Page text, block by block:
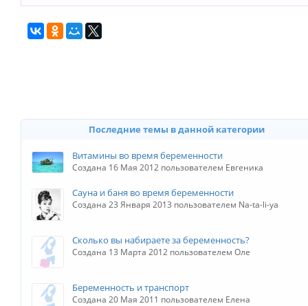
Последние темы в данной категории
Витамины во время беременности
Создана 16 Мая 2012 пользователем Евгеника
Сауна и баня во время беременности
Создана 23 Января 2013 пользователем Na-ta-li-ya
Сколько вы набираете за беременность?
Создана 13 Марта 2012 пользователем Оле
Беременность и транспорт
Создана 20 Мая 2011 пользователем Елена